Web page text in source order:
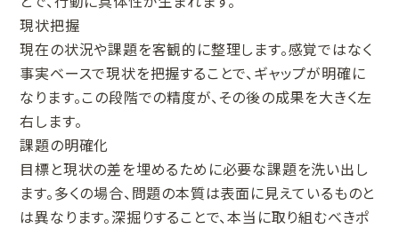
現状把握
現在の状況や課題を客観的に整理します。感覚ではなく
事実ベースで現状を把握することで、ギャップが明確に
なります。この段階での精度が、その後の成果を大きく左
右します。
課題の明確化
目標と現状の差を埋めるために必要な課題を洗い出し
ます。多くの場合、問題の本質は表面に見えているものと
は異なります。深掘りすることで、本当に取り組むべきポ